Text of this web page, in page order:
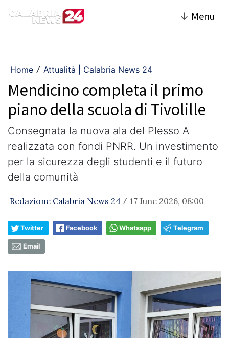
↓ Menu
Home / Attualità | Calabria News 24
Mendicino completa il primo
piano della scuola di Tivolille
Consegnata la nuova ala del Plesso A
realizzata con fondi PNRR. Un investimento
per la sicurezza degli studenti e il futuro
della comunità
Redazione Calabria News 24 / 17 June 2026, 08:00
Twitter Facebook Whatsapp Telegram
Email